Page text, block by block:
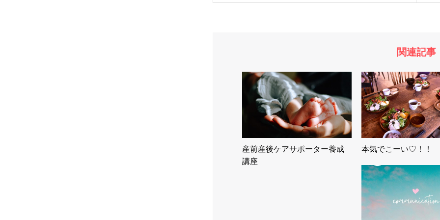
関連記事
産前産後ケアサポーター養成
講座
本気でこーい♡！！